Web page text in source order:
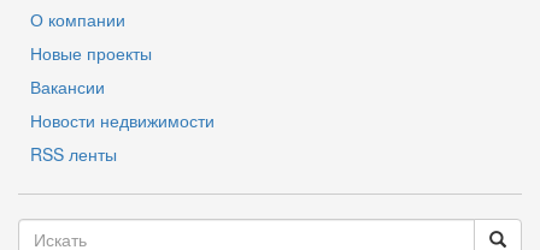
О компании
Новые проекты
Вакансии
Новости недвижимости
RSS ленты